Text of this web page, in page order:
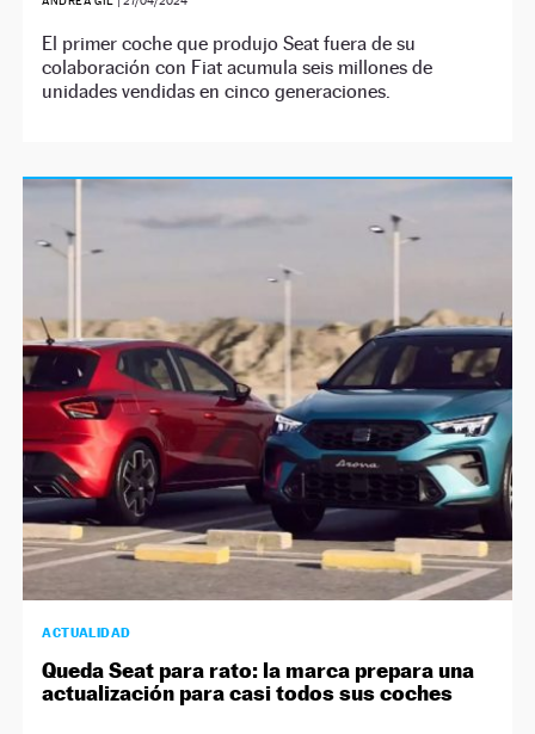
El primer coche que produjo Seat fuera de su
colaboración con Fiat acumula seis millones de
unidades vendidas en cinco generaciones.
ACTUALIDAD
Queda Seat para rato: la marca prepara una
actualización para casi todos sus coches